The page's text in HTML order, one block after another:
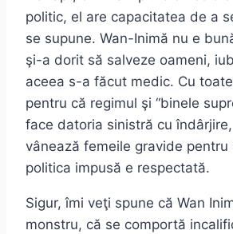
politic, el are capacitatea de a
se supune. Wan-Inimă nu e
şi-a dorit să salveze oameni,
aceea s-a făcut medic. Cu
pentru că regimul şi “binele
face datoria sinistră cu
vânează femeile gravide pentru
politica impusă e respectată.
Sigur, îmi veţi spune că Wan
monstru, că se comportă